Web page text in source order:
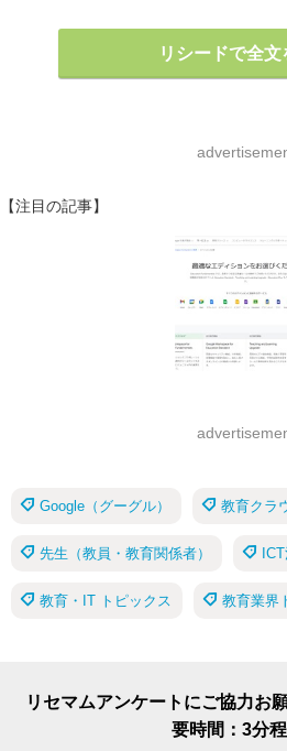
リシードで全文
【注目の記事】
Google（グーグル） 教育クラ
先生（教員・教育関係者）
教育・IT トピックス 教育業界
リセマムアンケートにご協力お
要時間：3分程